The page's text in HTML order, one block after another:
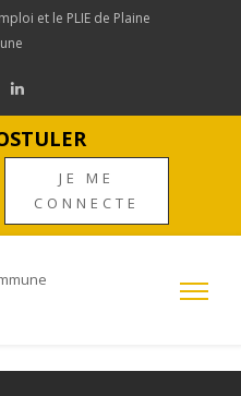
et le PLIE de Plaine
JE ME
CONNECTE